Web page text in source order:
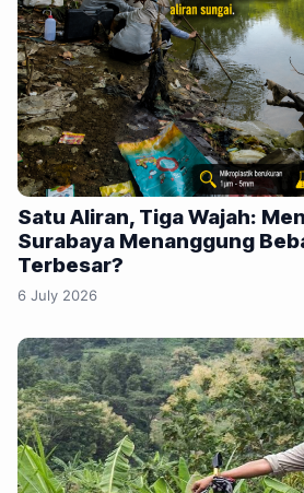
Satu Aliran, Tiga Wajah:
Surabaya Menanggung
Terbesar?
6 July 2026